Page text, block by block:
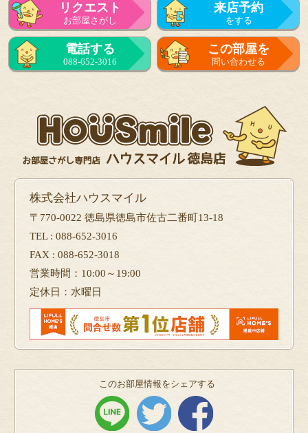
リクエスト
お部屋さがし
来店予約
をする
電話する
088-652-3016
この部屋を
問い合わせる
株式会社ハウスマイル
〒770-0022 徳島県徳島市佐古二番町13-18
TEL : 088-652-3016
FAX : 088-652-3018
営業時間：10:00～19:00
定休日：水曜日
このお部屋情報をシェアする